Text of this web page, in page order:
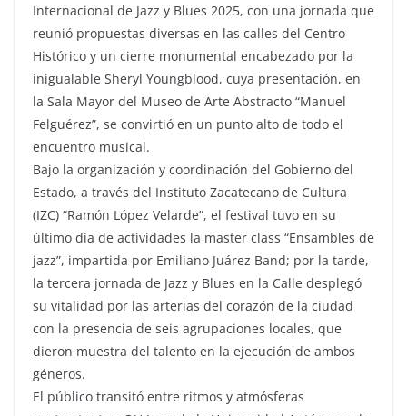
Internacional de Jazz y Blues 2025, con una jornada que
reunió propuestas diversas en las calles del Centro
Histórico y un cierre monumental encabezado por la
inigualable Sheryl Youngblood, cuya presentación, en
la Sala Mayor del Museo de Arte Abstracto “Manuel
Felguérez”, se convirtió en un punto alto de todo el
encuentro musical.
Bajo la organización y coordinación del Gobierno del
Estado, a través del Instituto Zacatecano de Cultura
(IZC) “Ramón López Velarde”, el festival tuvo en su
último día de actividades la master class “Ensambles de
jazz”, impartida por Emiliano Juárez Band; por la tarde,
la tercera jornada de Jazz y Blues en la Calle desplegó
su vitalidad por las arterias del corazón de la ciudad
con la presencia de seis agrupaciones locales, que
dieron muestra del talento en la ejecución de ambos
géneros.
El público transitó entre ritmos y atmósferas